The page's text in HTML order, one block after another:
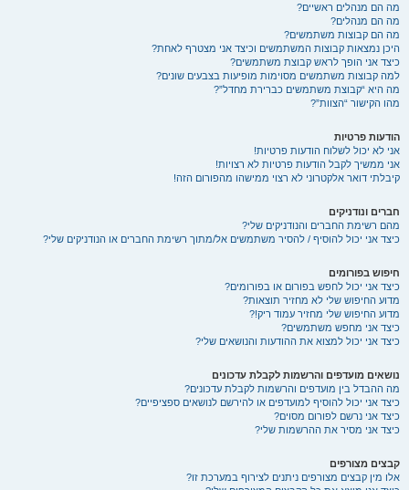
מה הם מנהלים ראשיים?
מה הם מנהלים?
מה הם קבוצות משתמשים?
היכן נמצאות קבוצות המשתמשים וכיצד אני מצטרף לאחת?
כיצד אני הופך לראש קבוצת משתמשים?
למה קבוצות משתמשים מסוימות מופיעות בצבעים שונים?
מה היא “קבוצת משתמשים כברירת מחדל”?
מהו הקישור “הצוות”?
הודעות פרטיות
אני לא יכול לשלוח הודעות פרטיות!
אני ממשיך לקבל הודעות פרטיות לא רצויות!
קיבלתי דואר אלקטרוני לא רצוי ממישהו מהפורום הזה!
חברים ונודניקים
מהם רשימת החברים והנודניקים שלי?
כיצד אני יכול להוסיף / להסיר משתמשים אל/מתוך רשימת החברים או הנודניקים שלי?
חיפוש בפורומים
כיצד אני יכול לחפש בפורום או בפורומים?
מדוע החיפוש שלי לא מחזיר תוצאות?
מדוע החיפוש שלי מחזיר עמוד ריק!?
כיצד אני מחפש משתמשים?
כיצד אני יכול למצוא את ההודעות והנושאים שלי?
נושאים מועדפים והרשמות לקבלת עדכונים
מה ההבדל בין מועדפים והרשמות לקבלת עדכונים?
כיצד אני יכול להוסיף למועדפים או להירשם לנושאים ספציפיים?
כיצד אני נרשם לפורום מסוים?
כיצד אני מסיר את ההרשמות שלי?
קבצים מצורפים
אלו מין קבצים מצורפים ניתנים לצירוף במערכת זו?